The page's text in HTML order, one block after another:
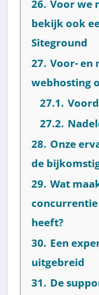
26. Voor we
bekijk ook
Siteground
27. Voor- en
webhosting
27.1.
27.2.
28. Onze
de
29. Wat
heeft?
30. Een
uitgebreid
31. De